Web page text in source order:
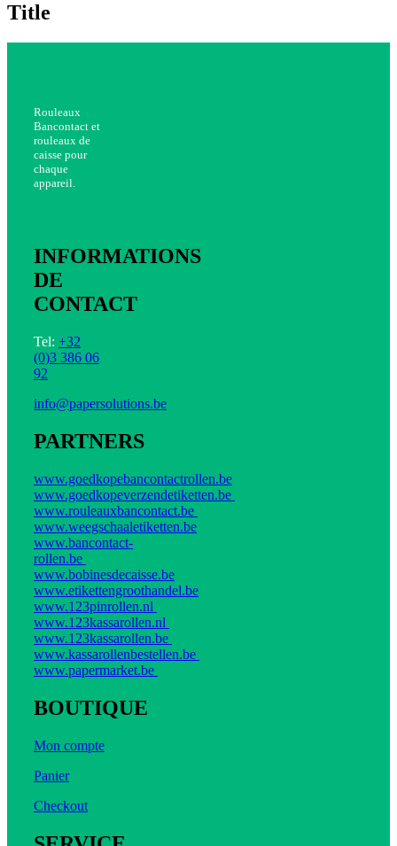
view
Title
Rouleaux
Bancontact et
rouleaux de
caisse pour
chaque
appareil.
INFORMATIONS
DE
CONTACT
Tel: +32
(0)3 386 06
92
info@papersolutions.be
PARTNERS
www.goedkopebancontactrollen.be
www.goedkopeverzendetiketten.be
www.rouleauxbancontact.be
www.weegschaaletiketten.be
www.bancontact-
rollen.be
www.bobinesdecaisse.be
www.etikettengroothandel.be
www.123pinrollen.nl
www.123kassarollen.nl
www.123kassarollen.be
www.kassarollenbestellen.be
www.papermarket.be
BOUTIQUE
Mon compte
Panier
Checkout